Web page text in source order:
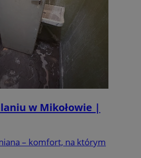
w Mikołowie |